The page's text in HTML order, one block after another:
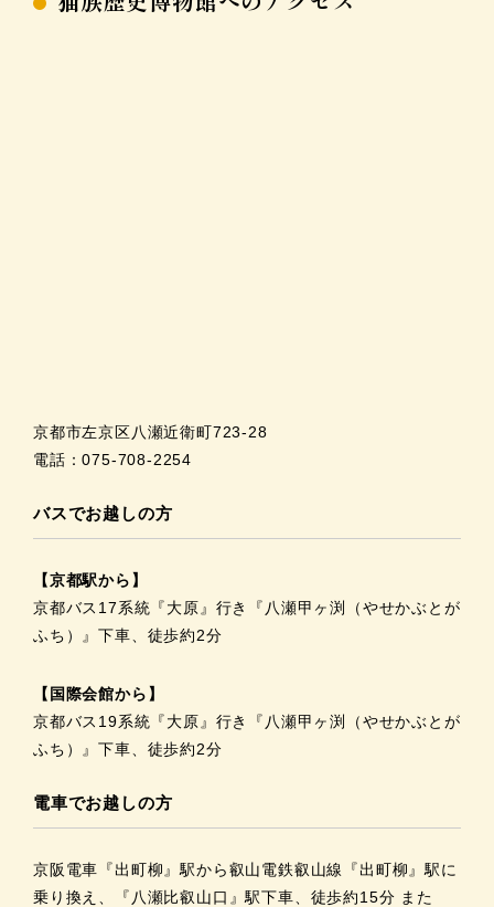
京都市左京区八瀬近衛町723-28
電話：075-708-2254
バスでお越しの方
【京都駅から】
京都バス17系統『大原』行き『八瀬甲ヶ渕（やせかぶとが
ふち）』下車、徒歩約2分
【国際会館から】
京都バス19系統『大原』行き『八瀬甲ヶ渕（やせかぶとが
ふち）』下車、徒歩約2分
電車でお越しの方
京阪電車『出町柳』駅から叡山電鉄叡山線『出町柳』駅に
乗り換え、『八瀬比叡山口』駅下車、徒歩約15分 また